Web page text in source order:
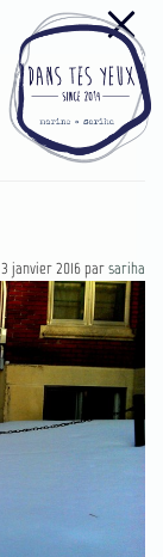
3 janvier 2016parsariha